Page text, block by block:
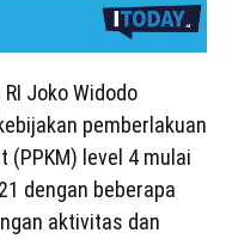
Joko Widodo
pemberlakuan
level 4 mulai
dengan beberapa
aktivitas dan